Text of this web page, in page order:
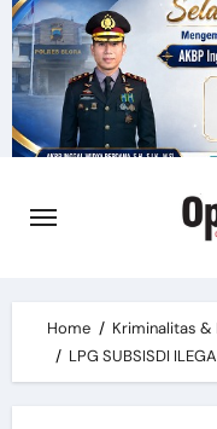
Skip
to
content
Home
Kriminalitas &
LPG SUBSISDI